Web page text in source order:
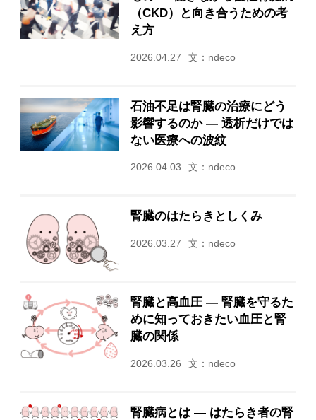
（CKD）と向き合うための考
え方
2026.04.27 文：ndeco
石油不足は腎臓の治療にどう
影響するのか ― 透析だけでは
ない医療への波紋
2026.04.03 文：ndeco
腎臓のはたらきとしくみ
2026.03.27 文：ndeco
腎臓と高血圧 ― 腎臓を守るた
めに知っておきたい血圧と腎
臓の関係
2026.03.26 文：ndeco
腎臓病とは ― はたらき者の腎